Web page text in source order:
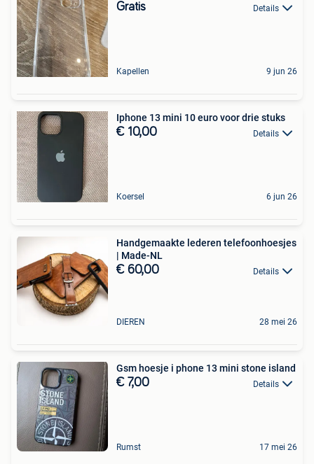
Gratis Details
Kapellen 9 jun 26
Iphone 13 mini 10 euro voor drie stuks
€ 10,00 Details
Koersel 6 jun 26
Handgemaakte lederen telefoonhoesjes
| Made-NL
€ 60,00 Details
DIEREN 28 mei 26
Gsm hoesje i phone 13 mini stone island
€ 7,00 Details
Rumst 17 mei 26